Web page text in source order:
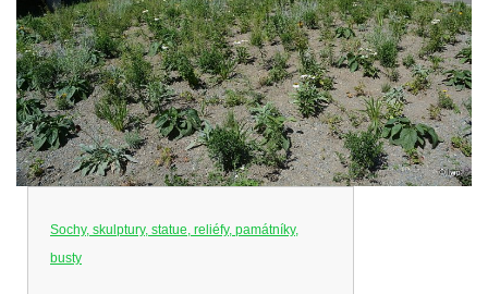
Sochy, skulptury, statue, reliéfy, památníky,
busty